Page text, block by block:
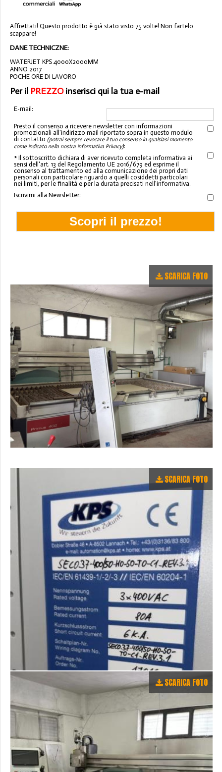
Affrettati! Questo prodotto è già stato visto 75 volte! Non fartelo
scappare!
DANE TECHNICZNE:
WATERJET KPS 4000X2000MM
ANNO 2017
POCHE ORE DI LAVORO
Per il PREZZOinserisci qui la tua e-mail
E-mail:
Presto il consenso a ricevere newsletter con informazioni
promozionali all'indirizzo mail riportato sopra in questo modulo
di contatto (potrai sempre revocare il tuo consenso in qualsiasi momento
come indicato nella nostra informativa Privacy):
* Il sottoscritto dichiara di aver ricevuto completa informativa ai
sensi dell'art. 13 del Regolamento UE 2016/679 ed esprime il
consenso al trattamento ed alla comunicazione dei propri dati
personali con particolare riguardo a quelli cosiddetti particolari
nei limiti, per le finalità e per la durata precisati nell'informativa.
Iscrivimi alla Newsletter:
SCARICA FOTO
SCARICA FOTO
SCARICA FOTO